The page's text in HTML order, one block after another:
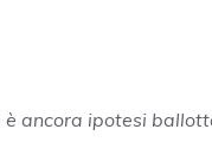
ancora ipotesi